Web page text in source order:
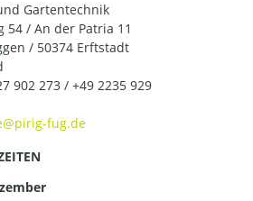
Gartentechnik
54 / An der Patria 11
/ 50374 Erftstadt
902 273 / +49 2235 929